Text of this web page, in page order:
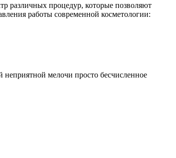
различных процедур, которые позволяют
работы современной косметологии:
мелочи просто бесчисленное